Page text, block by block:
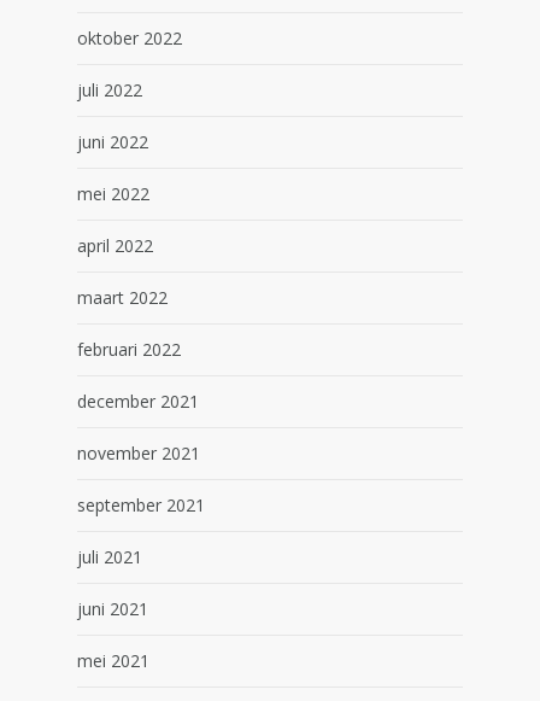
oktober 2022
juli 2022
juni 2022
mei 2022
april 2022
maart 2022
februari 2022
december 2021
november 2021
september 2021
juli 2021
juni 2021
mei 2021